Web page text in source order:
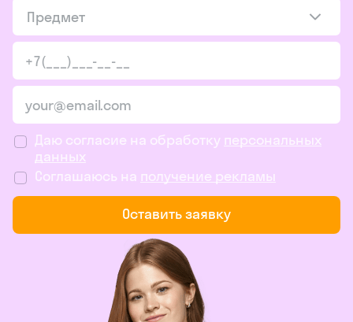
Предмет
Даю согласие на обработку персональных
данных
Соглашаюсь на получение рекламы
Оставить заявку